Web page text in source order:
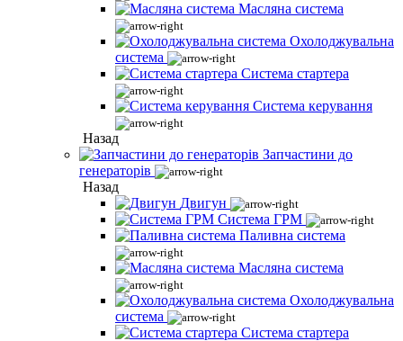
Масляна система
Охолоджувальна
система
Система стартера
Система керування
Назад
Запчастини до
генераторів
Назад
Двигун
Система ГРМ
Паливна система
Масляна система
Охолоджувальна
система
Система стартера